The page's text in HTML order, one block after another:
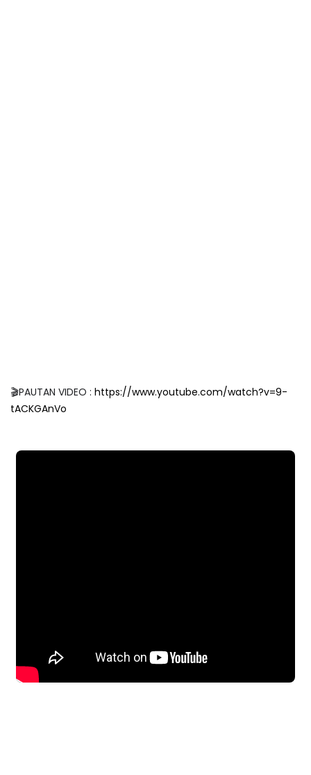
🎬PAUTAN VIDEO : https://www.youtube.com/watch?v=9-
tACKGAnVo